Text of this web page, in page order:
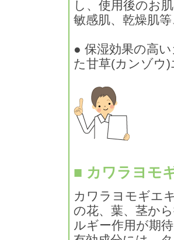
し、使用後のお
敏感肌、乾燥肌
● 保湿効果の高
た甘草(カンゾウ
■ カワラヨモ
カワラヨモギエ
の花、葉、茎か
ルギー作用が期